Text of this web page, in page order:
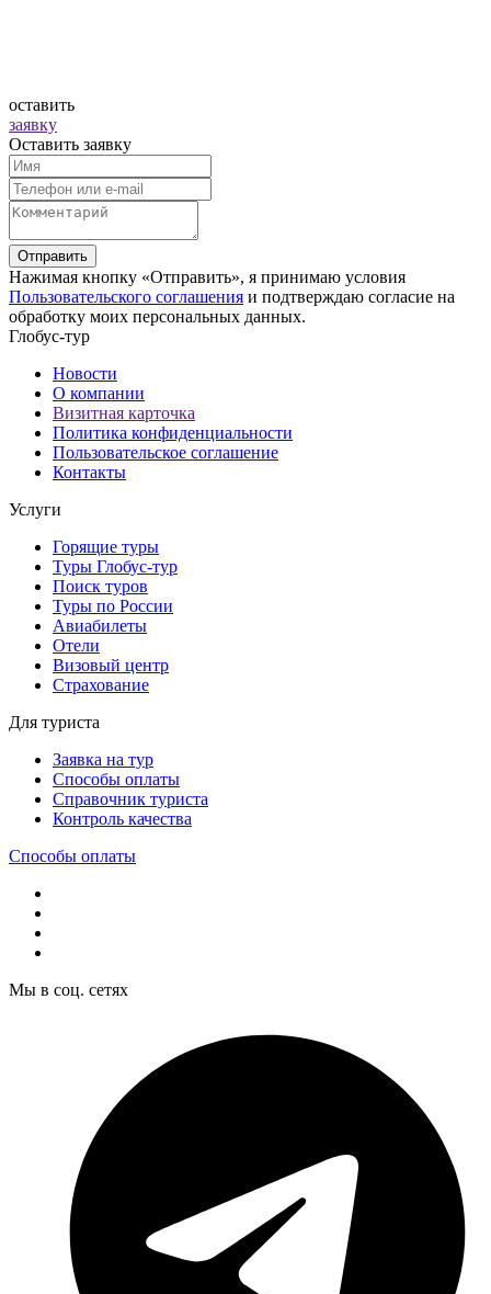
оставить
заявку
Оставить заявку
Отправить
Нажимая кнопку «Отправить», я принимаю условия
Пользовательского соглашения и подтверждаю согласие на
обработку моих персональных данных.
Глобус-тур
Новости
О компании
Визитная карточка
Политика конфиденциальности
Пользовательское соглашение
Контакты
Услуги
Горящие туры
Туры Глобус-тур
Поиск туров
Туры по России
Авиабилеты
Отели
Визовый центр
Страхование
Для туриста
Заявка на тур
Способы оплаты
Справочник туриста
Контроль качества
Способы оплаты
Мы в соц. сетях